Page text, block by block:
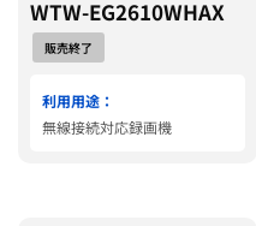
WTW-EG2610WHAX
販売終了
利用用途：
無線接続対応録画機